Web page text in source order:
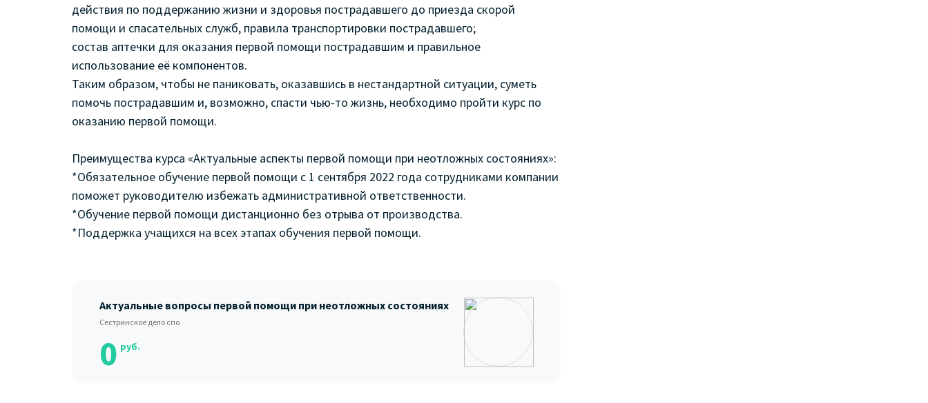
действия по поддержанию жизни и здоровья пострадавшего до приезда скорой
помощи и спасательных служб, правила транспортировки пострадавшего;
состав аптечки для оказания первой помощи пострадавшим и правильное
использование её компонентов.
Таким образом, чтобы не паниковать, оказавшись в нестандартной ситуации, суметь
помочь пострадавшим и, возможно, спасти чью-то жизнь, необходимо пройти курс по
оказанию первой помощи.
Преимущества курса «Актуальные аспекты первой помощи при неотложных состояниях»:
*Обязательное обучение первой помощи с 1 сентября 2022 года сотрудниками компании
поможет руководителю избежать административной ответственности.
*Обучение первой помощи дистанционно без отрыва от производства.
*Поддержка учащихся на всех этапах обучения первой помощи.
Актуальные вопросы первой помощи при неотложных состояниях
Сестринское дело спо
0 руб.